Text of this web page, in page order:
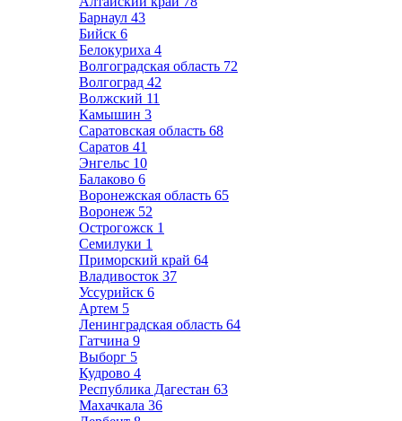
Барнаул 43
Бийск 6
Белокуриха 4
Волгоградская область 72
Волгоград 42
Волжский 11
Камышин 3
Саратовская область 68
Саратов 41
Энгельс 10
Балаково 6
Воронежская область 65
Воронеж 52
Острогожск 1
Семилуки 1
Приморский край 64
Владивосток 37
Уссурийск 6
Артем 5
Ленинградская область 64
Гатчина 9
Выборг 5
Кудрово 4
Республика Дагестан 63
Махачкала 36